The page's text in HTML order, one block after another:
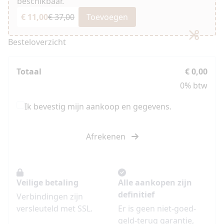
€ 11,00€ 37,00 Toevoegen
Besteloverzicht
Totaal
€ 0,00
0% btw
Ik bevestig mijn aankoop en gegevens.
Afrekenen
Veilige betaling
Verbindingen zijn
versleuteld met SSL.
Alle aankopen zijn
definitief
Er is geen niet-goed-
geld-terug garantie,